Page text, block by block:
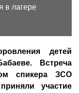
в лагере
детей
Встреча
спикера ЗСО
участие